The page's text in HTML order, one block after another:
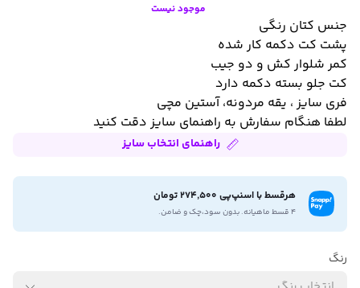
موجود نیست
جنس کتان رنگی
پشت کت دکمه کار شده
کمر شلوار کش و دو جیب
کت جلو بسته دکمه دارد
فری سایز ، یقه مردونه، آستین مچی
لطفا هنگام سفارش به راهنمای سایز دقت کنید
راهنمای انتخاب سایز
هرقسط با اسنپ‌پی 274,500 تومان
۴ قسط ماهیانه. بدون سود،چک و ضامن.
رنگ